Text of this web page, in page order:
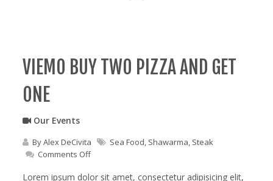
VIEMO BUY TWO PIZZA AND GET
ONE
Our Events
ByAlex DeCivita Sea Food, Shawarma, Steak
Comments Offon
buy
Lorem ipsum dolor sit amet, consectetur adipisicing elit,